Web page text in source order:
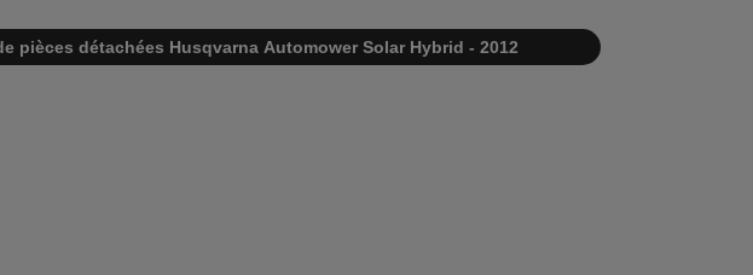
pièces détachées Husqvarna Automower Solar Hybrid - 2012